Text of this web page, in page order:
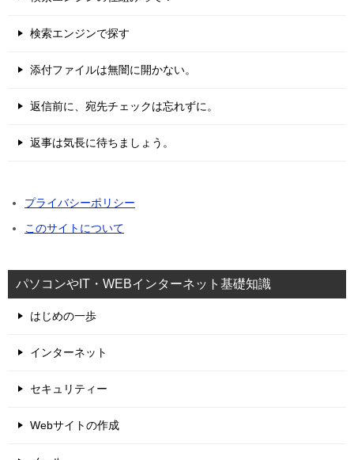
検索エンジンで探す
添付ファイルは無闇に開かない。
返信前に、宛先チェックは忘れずに。
返事は気長に待ちましょう。
プライバシーポリシー
このサイトについて
パソコンやIT・WEBインターネット基礎知識
はじめの一歩
インターネット
セキュリティー
Webサイトの作成